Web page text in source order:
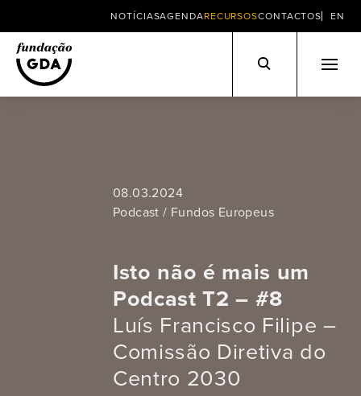
NOTÍCIASAGENDARECURSOSCONTACTOS EN
08.03.2024
Podcast / Fundos Europeus
Isto não é mais um
Podcast T2 – #8
Luís Francisco Filipe –
Comissão Diretiva do
Centro 2030